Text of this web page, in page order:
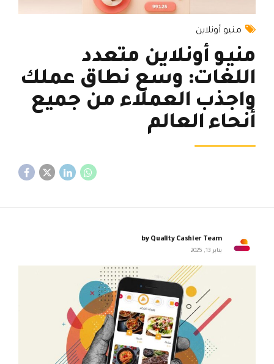
منيو أونلاين
منيـو أونلاين متعدد
اللغات: وسع نطاق عملك
واجذب العملاء من جميع
أنحاء العالم
by Quality Cashier Team
يناير 13, 2025